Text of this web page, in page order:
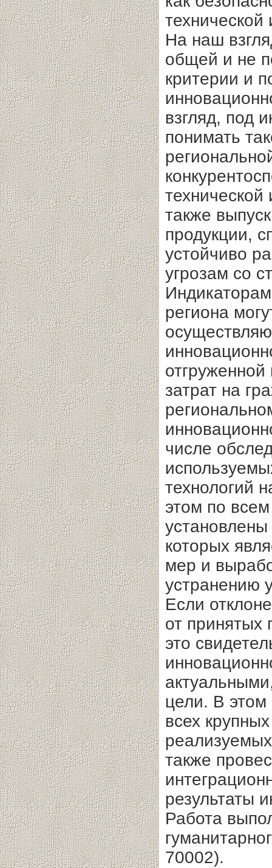
На наш
общей и не
критерии и
взгляд, под
понимать
также
продукции,
устойчиво
угрозам со
региона
затрат на
числе
технологий
этом по
которых
мер и
устранению
Если
от принятых
это
цели. В этом
всех
также
результаты
Работа
70002).